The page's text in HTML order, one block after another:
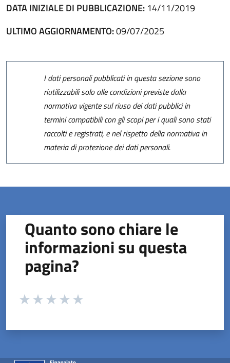
DATA INIZIALE DI PUBBLICAZIONE: 14/11/2019
ULTIMO AGGIORNAMENTO:09/07/2025
I dati personali pubblicati in questa sezione sono
riutilizzabili solo alle condizioni previste dalla
normativa vigente sul riuso dei dati pubblici in
termini compatibili con gli scopi per i quali sono stati
raccolti e registrati, e nel rispetto della normativa in
materia di protezione dei dati personali.
Quanto sono chiare le
informazioni su questa
pagina?
Valuta da 1 a 5 stelle la pagina